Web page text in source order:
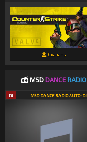
Скачать
MSDDANCE RADIO
DJ MSD DANCE RADIO AUTO-DJ